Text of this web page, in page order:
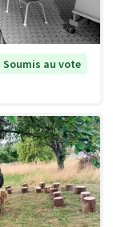
Soumis au vote